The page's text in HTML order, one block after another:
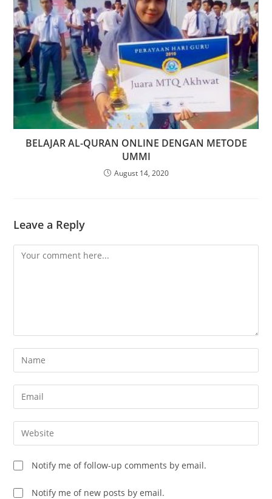
BELAJAR AL-QURAN ONLINE DENGAN METODE
UMMI
August 14, 2020
Leave a Reply
Notify me of follow-up comments by email.
Notify me of new posts by email.